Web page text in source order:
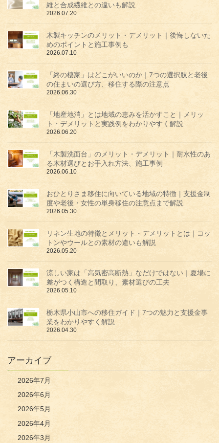
維と合成繊維との違いも解説
2026.07.20
木製キッチンのメリット・デメリット｜後悔しないた
めのポイントと施工事例も
2026.07.10
「終の棲家」はどこがいいのか｜7つの選択肢と老後
の住まいの選び方、移住する際の注意点
2026.06.30
「地産地消」とは地域の恵みを活かすこと｜メリッ
ト・デメリットと実践例をわかりやすく解説
2026.06.20
「木製洗面台」のメリット・デメリット｜耐水性のあ
る木材選びとお手入れ方法、施工事例
2026.06.10
おひとりさま移住に向いている地域の特徴｜支援金制
度や老後・女性の単身移住の注意点まで解説
2026.05.30
リネン生地の特徴とメリット・デメリットとは｜コッ
トンやウールとの素材の違いも解説
2026.05.20
涼しい家は「高気密高断熱」なだけではない｜夏場に
差がつく構造と間取り、素材選びの工夫
2026.05.10
栃木県小山市への移住ガイド｜7つの魅力と支援金事
業をわかりやすく解説
2026.04.30
アーカイブ
2026年7月
2026年6月
2026年5月
2026年4月
2026年3月